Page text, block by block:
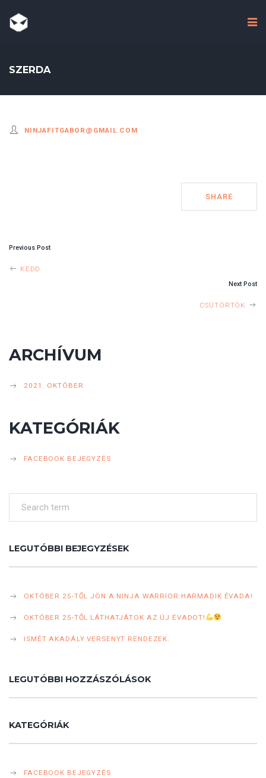
SZERDA
NINJAFITGABOR@GMAIL.COM
SHARE
POST
NAVIGATION
Previous Post
KEDD
Next Post
CSÜTÖRTÖK
ARCHÍVUM
2021. OKTÓBER
KATEGÓRIÁK
FACEBOOK BEJEGYZÉS
LEGUTÓBBI BEJEGYZÉSEK
OKTÓBER 25-TŐL JÖN A NINJA WARRIOR HARMADIK ÉVADA!
OKTÓBER 25-TŐL LÁTHATJÁTOK AZ ÚJ ÉVADOT!
ISMÉT AKADÁLY VERSENYT RENDEZEK.
LEGUTÓBBI HOZZÁSZÓLÁSOK
KATEGÓRIÁK
FACEBOOK BEJEGYZÉS